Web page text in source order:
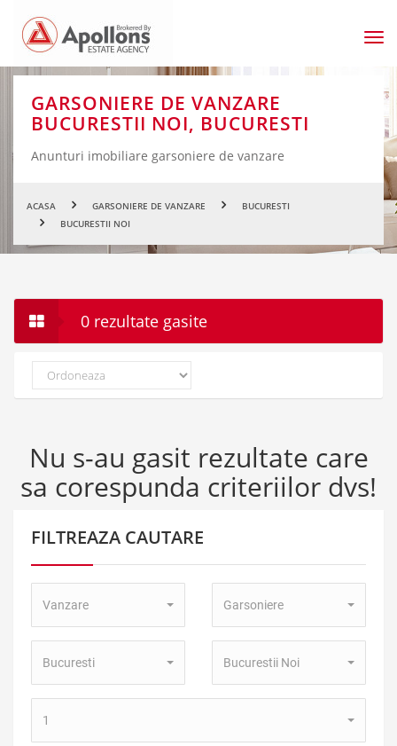
GARSONIERE DE VANZARE
BUCURESTII NOI, BUCURESTI
Anunturi imobiliare garsoniere de vanzare
ACASA GARSONIERE DE VANZARE
BUCURESTI
BUCURESTII NOI
0 rezultate gasite
Ordoneaza
dupa
Nu s-au gasit rezultate care
sa corespunda criteriilor dvs!
FILTREAZA CAUTARE
Tranzactie:
Vanzare
Proprietate:
Garsoniere
Bucuresti Bucurestii Noi
camere:
1